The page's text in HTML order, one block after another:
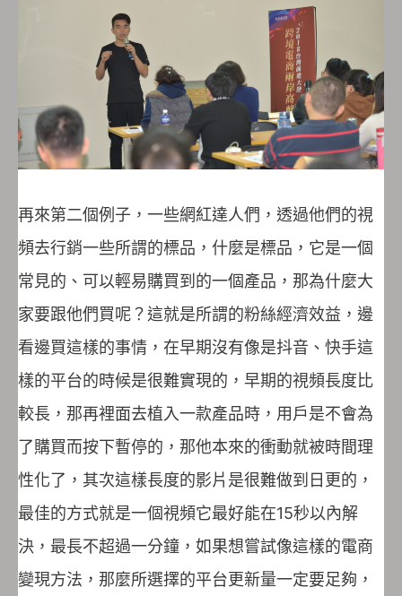
再來第二個例子，一些網紅達人們，透過他們的視
頻去行銷一些所謂的標品，什麼是標品，它是一個
常見的、可以輕易購買到的一個產品，那為什麼大
家要跟他們買呢？這就是所謂的粉絲經濟效益，邊
看邊買這樣的事情，在早期沒有像是抖音、快手這
樣的平台的時候是很難實現的，早期的視頻長度比
較長，那再裡面去植入一款產品時，用戶是不會為
了購買而按下暫停的，那他本來的衝動就被時間理
性化了，其次這樣長度的影片是很難做到日更的，
最佳的方式就是一個視頻它最好能在15秒以內解
決，最長不超過一分鐘，如果想嘗試像這樣的電商
變現方法，那麼所選擇的平台更新量一定要足夠，